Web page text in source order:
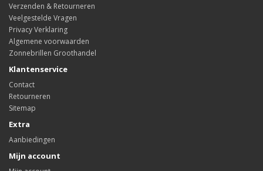
Verzenden & Retourneren
Veelgestelde Vragen
Privacy Verklaring
Algemene voorwaarden
Zonnebrillen Groothandel
Klantenservice
Contact
Retourneren
Sitemap
Extra
Aanbiedingen
Mijn account